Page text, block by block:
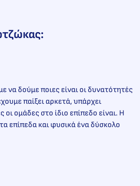
να δούμε ποιες είναι οι δυνατότητές
παίξει αρκετά, υπάρχει
ομάδες στο ίδιο επίπεδο είναι. Η
επίπεδα και φυσικά ένα δύσκολο